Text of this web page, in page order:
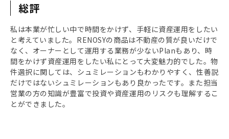
総評
私は本業が忙しい中で時間をかけず、手軽に資産運用をしたい
と考えていました。RENOSYの商品は不動産の質が良いだけで
なく、オーナーとして運用する業務が少ないPlanもあり、時
間をかけず資産運用をしたい私にとって大変魅力的でした。物
件選択に関しては、シュミレーションもわかりやすく、性善説
だけではないシュミレーションもあり良かったです。また担当
営業の方の知識が豊富で投資や資産運用のリスクも理解するこ
とができました。